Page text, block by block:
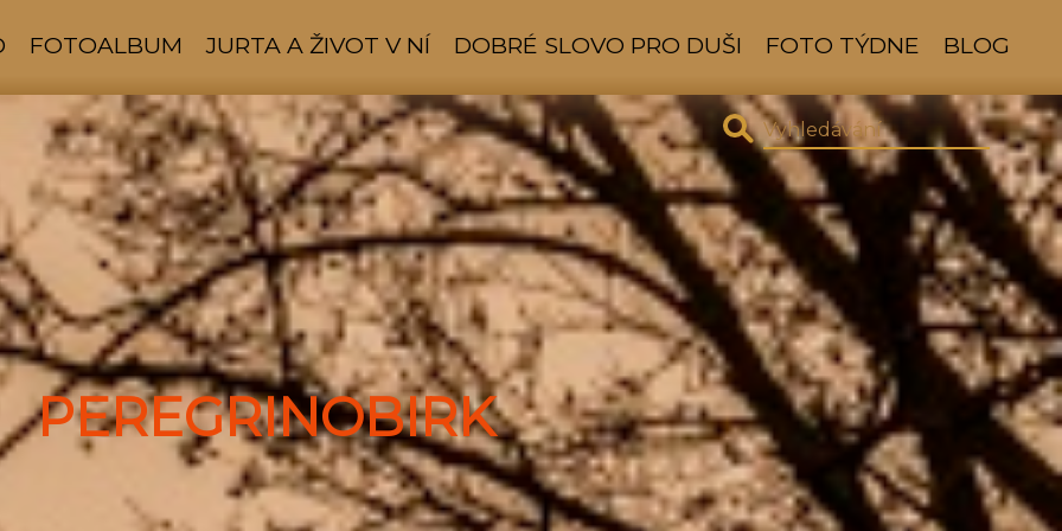
FOTOALBUM JURTA A ŽIVOT V NÍ DOBRÉ SLOVO PRO DUŠI FOTO TÝDNE BLOG
PEREGRINOBIRK